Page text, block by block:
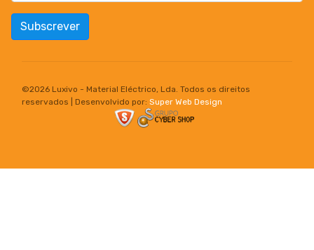
Subscrever
©2026 Luxivo - Material Eléctrico, Lda. Todos os direitos
reservados | Desenvolvido por: Super Web Design